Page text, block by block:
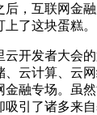
后，互联网金
了这块蛋糕。
云开发者大会
、云计算、云
金融专场。虽
吸引了诸多来